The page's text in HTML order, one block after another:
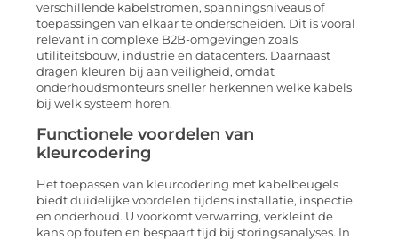
verschillende kabelstromen, spanningsniveaus of
toepassingen van elkaar te onderscheiden. Dit is vooral
relevant in complexe B2B-omgevingen zoals
utiliteitsbouw, industrie en datacenters. Daarnaast
dragen kleuren bij aan veiligheid, omdat
onderhoudsmonteurs sneller herkennen welke kabels
bij welk systeem horen.
Functionele voordelen van
kleurcodering
Het toepassen van kleurcodering met kabelbeugels
biedt duidelijke voordelen tijdens installatie, inspectie
en onderhoud. U voorkomt verwarring, verkleint de
kans op fouten en bespaart tijd bij storingsanalyses. In